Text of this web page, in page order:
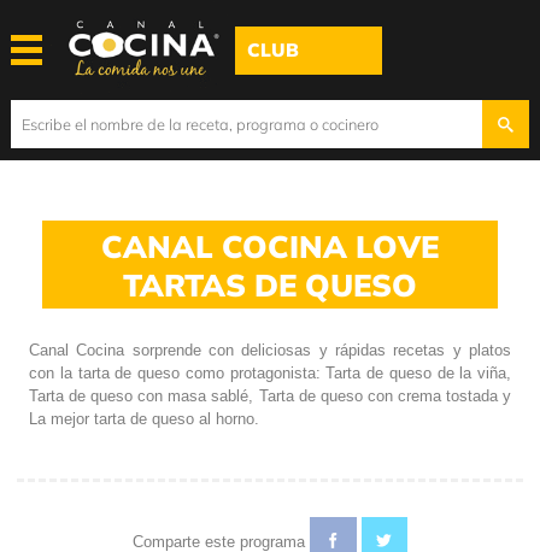
CLUB
CANAL COCINA LOVE
TARTAS DE QUESO
Canal Cocina sorprende con deliciosas y rápidas recetas y platos
con la tarta de queso como protagonista: Tarta de queso de la viña,
Tarta de queso con masa sablé, Tarta de queso con crema tostada y
La mejor tarta de queso al horno.
Comparte este programa